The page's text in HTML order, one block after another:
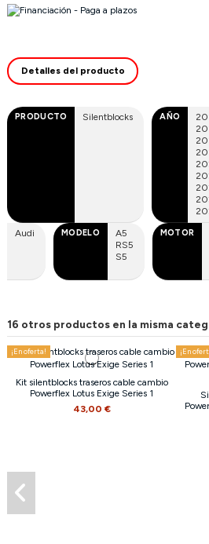
Detalles del producto
PRODUCTO Silentblocks AÑO
Audi MODELO
A5
RS5
S5
MOTOR
16 otros productos en la misma
¡En oferta!
Kit silentblocks traseros cable cambio
Powerflex Lotus Exige Series 1
43,00 €
¡En